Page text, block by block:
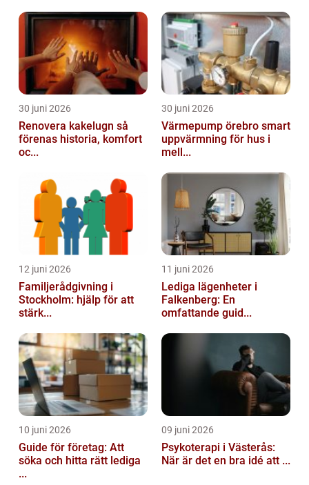
30 juni 2026
Renovera kakelugn så
förenas historia, komfort
oc...
30 juni 2026
Värmepump örebro smart
uppvärmning för hus i
mell...
12 juni 2026
Familjerådgivning i
Stockholm: hjälp för att
stärk...
11 juni 2026
Lediga lägenheter i
Falkenberg: En
omfattande guid...
10 juni 2026
Guide för företag: Att
söka och hitta rätt lediga
...
09 juni 2026
Psykoterapi i Västerås:
När är det en bra idé att ...